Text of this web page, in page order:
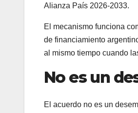
Alianza País 2026-2033.
El mecanismo funciona
de financiamiento
al mismo tiempo cuando
No es un
El acuerdo no es un